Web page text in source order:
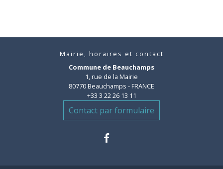
Mairie, horaires et contact
Commune de Beauchamps
1, rue de la Mairie
80770 Beauchamps - FRANCE
+33 3 22 26 13 11
Contact par formulaire